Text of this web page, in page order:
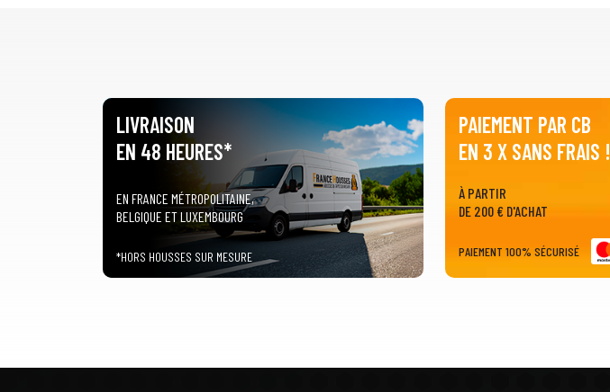
LIVRAISON
EN 48 HEURES*
EN FRANCE MÉTROPOLITAINE,
BELGIQUE ET LUXEMBOURG
*HORS HOUSSES SUR MESURE
PAIEMENT PAR CB
EN 3 X SANS FRAIS !
À PARTIR
DE 200 € D'ACHAT
PAIEMENT 100% SÉCURISÉ